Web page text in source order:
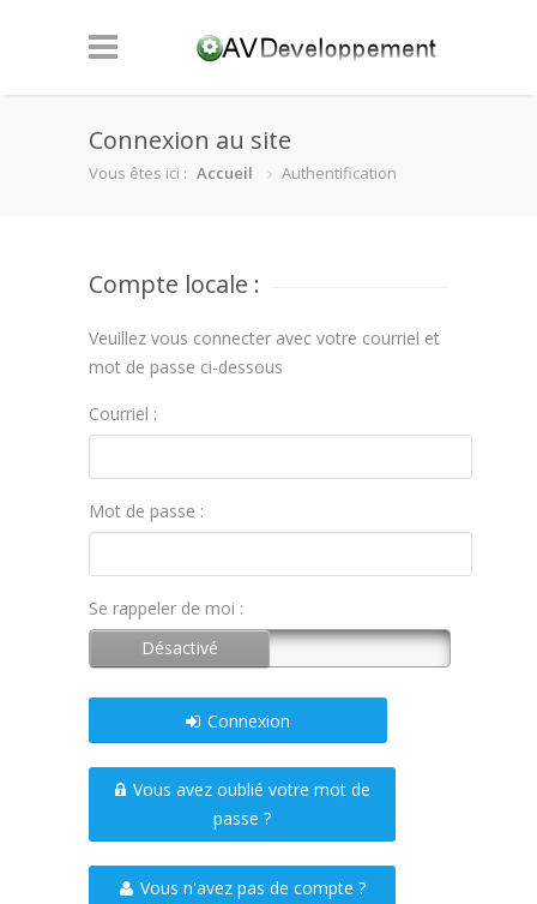
Connexion au site
Vous êtes ici : Accueil Authentification
Compte locale :
Veuillez vous connecter avec votre courriel et
mot de passe ci-dessous
Courriel :
Mot de passe :
Se rappeler de moi :
Connexion
Vous avez oublié votre mot de
passe ?
Vous n'avez pas de compte ?